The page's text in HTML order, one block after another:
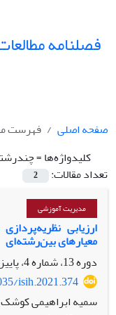
فصلنامه
صفحه اصلی
فهرست
کلیدواژه‌ها =
تعداد مقالات:
2
مدیریت آموزشی
ارزیابی
معیارهای بین‌رشته‌ای
دوره 13، شماره 4، پاییز 1400، صفحه
isih.2021.374
سمیه ابراهیمی